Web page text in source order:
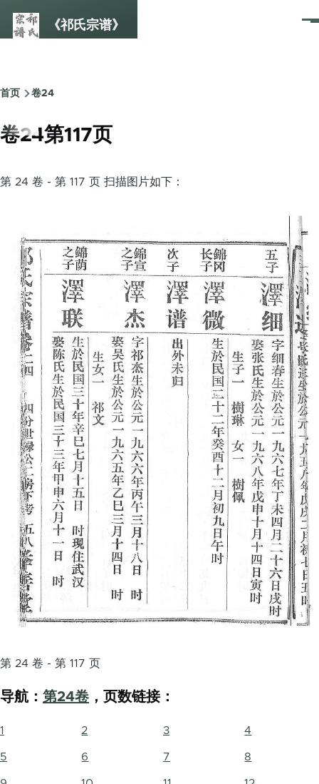
《祁氏宗谱》
菜
面
包
屑
首页 卷24
卷24第117页
第 24 卷 - 第 117 页 扫描图片如下：
第 24 卷 - 第 117 页
导航： 第24卷 ，页数链接：
1 2 3 4
5 6 7 8